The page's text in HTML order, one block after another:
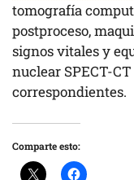
tomografía
postproceso,
signos vitales y
nuclear SPECT-
correspondientes.
Comparte esto: